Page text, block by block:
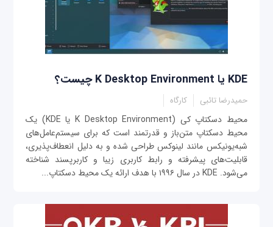
KDE یا K Desktop Environment چیست؟
حمیدرضا تائبی کارگاه
محیط دسکتاپ کی (K Desktop Environment یا KDE) یک
محیط دسکتاپ متن‌باز و قدرتمند است که برای سیستم‌عامل‌های
شبه‌یونیکس مانند لینوکس طراحی شده و به دلیل انعطاف‌پذیری،
قابلیت‌های پیشرفته و رابط کاربری زیبا و کاربرپسند شناخته
می‌شود. KDE در سال ۱۹۹۶ با هدف ارائه یک محیط دسکتاپ...